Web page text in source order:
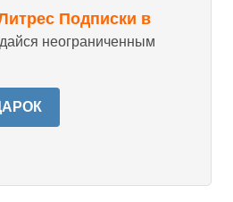
Подписки в
неограниченным